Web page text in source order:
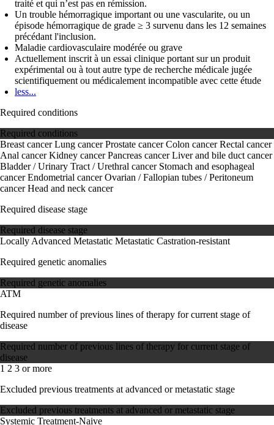
traité et qui n’est pas en rémission.
Un trouble hémorragique important ou une vascularite, ou un
épisode hémorragique de grade ≥ 3 survenu dans les 12 semaines
précédant l'inclusion.
Maladie cardiovasculaire modérée ou grave
Actuellement inscrit à un essai clinique portant sur un produit
expérimental ou à tout autre type de recherche médicale jugée
scientifiquement ou médicalement incompatible avec cette étude
less...
Required conditions
Required conditions
Breast cancerLung cancerProstate cancerColon cancerRectal cancer
Anal cancerKidney cancerPancreas cancerLiver and bile duct cancer
Bladder / Urinary Tract / Urethral cancer Stomach and esophageal
cancerEndometrial cancerOvarian / Fallopian tubes / Peritoneum
cancerHead and neck cancer
Required disease stage
Required disease stage
Locally Advanced Metastatic Metastatic Castration-resistant
Required genetic anomalies
Required genetic anomalies
ATM
Required number of previous lines of therapy for current stage of
disease
Required number of previous lines of therapy for current stage of
disease
1 2 3 or more
Excluded previous treatments at advanced or metastatic stage
Excluded previous treatments at advanced or metastatic stage
Systemic Treatment-Naive